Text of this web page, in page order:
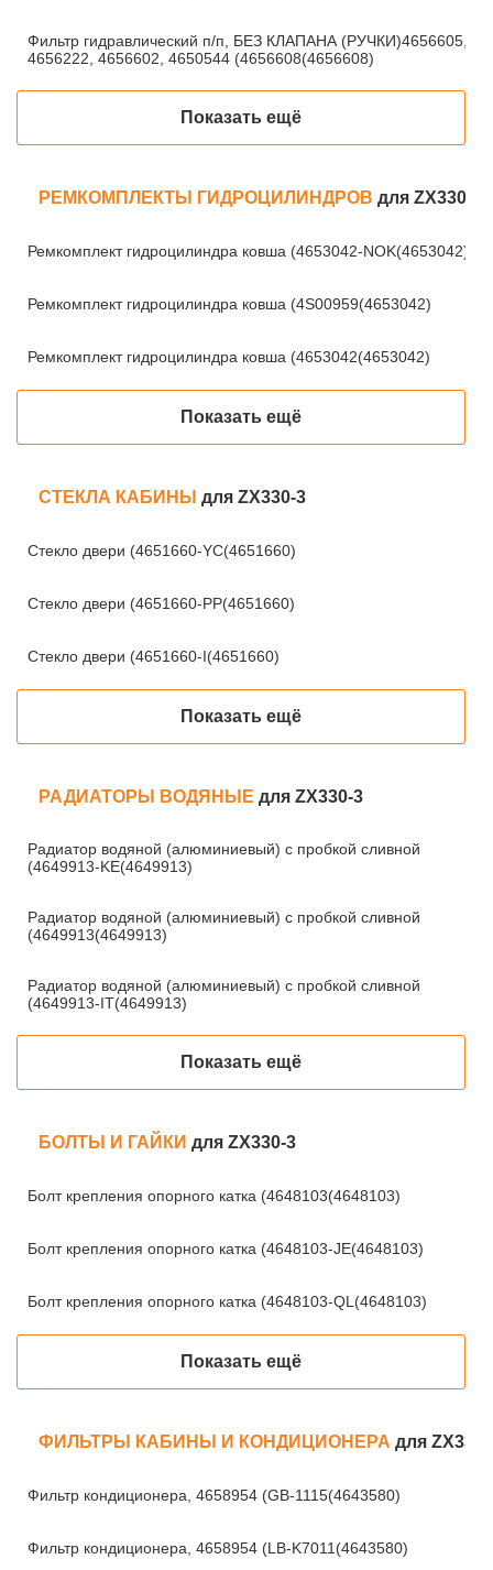
Фильтр гидравлический п/п, БЕЗ КЛАПАНА (РУЧКИ)4656605,
4656222, 4656602, 4650544 (4656608(4656608)
Показать ещё
РЕМКОМПЛЕКТЫ ГИДРОЦИЛИНДРОВ для ZX330-3
Ремкомплект гидроцилиндра ковша (4653042-NOK(4653042)
Ремкомплект гидроцилиндра ковша (4S00959(4653042)
Ремкомплект гидроцилиндра ковша (4653042(4653042)
Показать ещё
СТЕКЛА КАБИНЫ для ZX330-3
Стекло двери (4651660-YC(4651660)
Стекло двери (4651660-PP(4651660)
Стекло двери (4651660-I(4651660)
Показать ещё
РАДИАТОРЫ ВОДЯНЫЕ для ZX330-3
Радиатор водяной (алюминиевый) с пробкой сливной
(4649913-KE(4649913)
Радиатор водяной (алюминиевый) с пробкой сливной
(4649913(4649913)
Радиатор водяной (алюминиевый) с пробкой сливной
(4649913-IT(4649913)
Показать ещё
БОЛТЫ И ГАЙКИ для ZX330-3
Болт крепления опорного катка (4648103(4648103)
Болт крепления опорного катка (4648103-JE(4648103)
Болт крепления опорного катка (4648103-QL(4648103)
Показать ещё
ФИЛЬТРЫ КАБИНЫ И КОНДИЦИОНЕРА для ZX330-
Фильтр кондиционера, 4658954 (GB-1115(4643580)
Фильтр кондиционера, 4658954 (LB-K7011(4643580)